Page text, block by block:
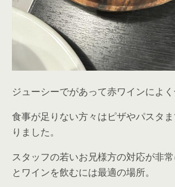
ジューシーでがあって赤ワインによく
食事が足りない方々はピザやパスタ
りました。
スタッフの若いお兄様方の対応が非
とワインを飲むには最適の場所。